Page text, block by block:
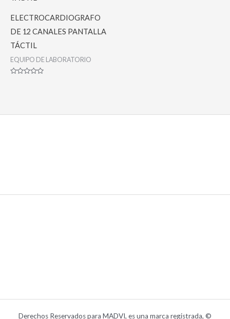
ELECTROCARDIOGRAFO
DE 12 CANALES PANTALLA
TÁCTIL
EQUIPO DE LABORATORIO
Derechos Reservados para MADVI, es una marca registrada, ©